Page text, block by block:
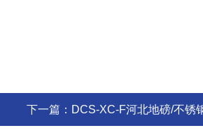
下一篇： DCS-XC-F河北地磅/不锈